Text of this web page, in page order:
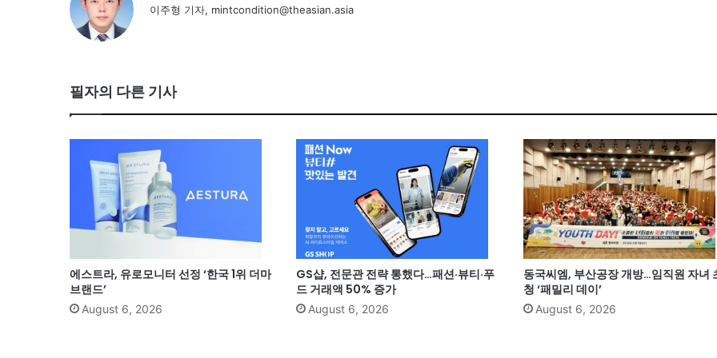
이주형 기자, mintcondition@theasian.asia
필자의 다른 기사
에스트라, 유로모니터 선정 ‘한국 1위 더마
브랜드’
August 6, 2026
GS샵, 전문관 전략 통했다…패션·뷰티·푸
드 거래액 50% 증가
August 6, 2026
동국씨엠, 부산공장 개방…임직원 자녀
청 ‘패밀리 데이’
August 6, 2026